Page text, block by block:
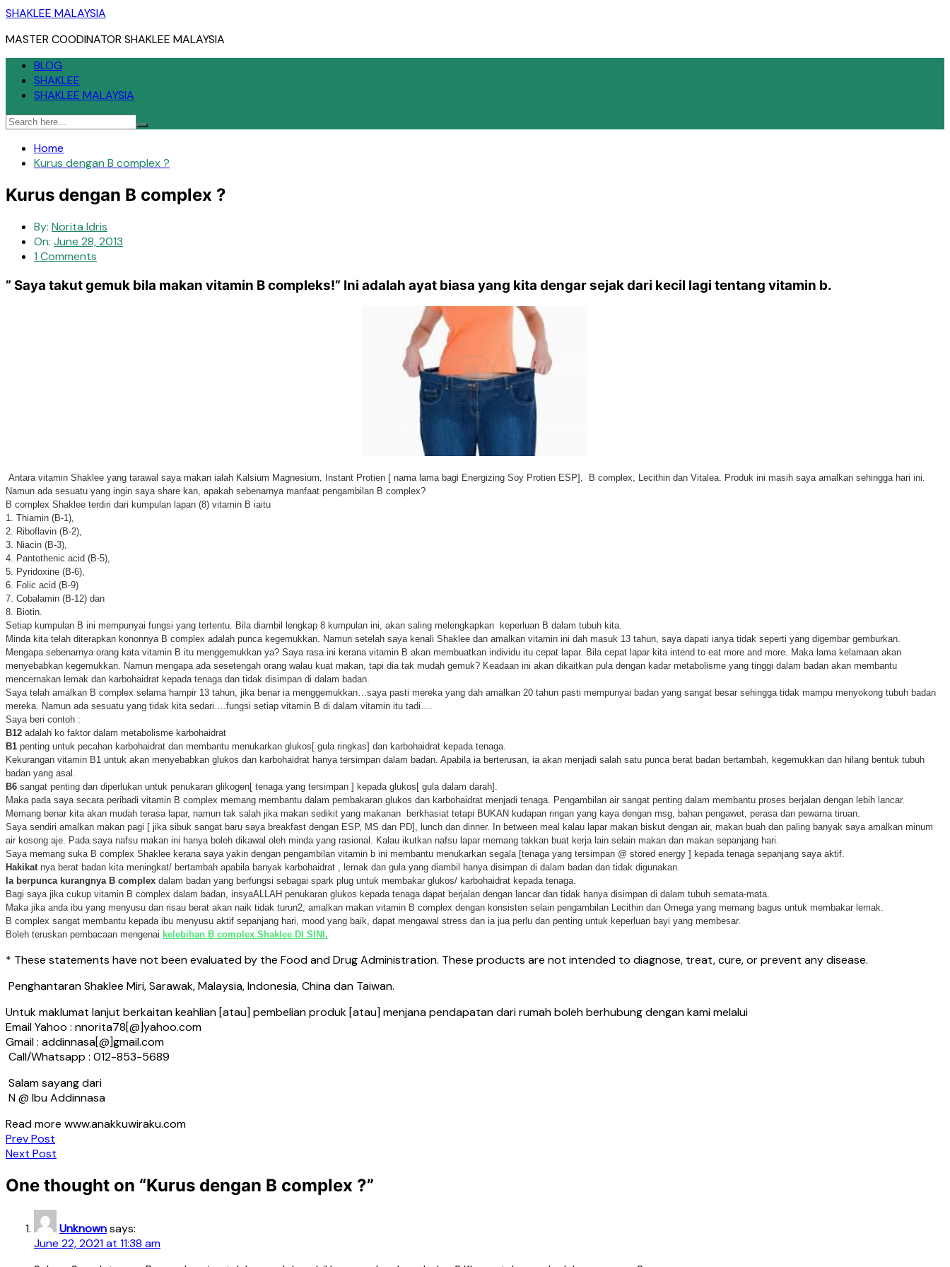
Skip
content
SHAKLEE MALAYSIA
MASTER COODINATOR SHAKLEE MALAYSIA
BLOG
SHAKLEE
SHAKLEE MALAYSIA
Home
Kurus dengan B complex ?
Kurus dengan B complex ?
By: Norita Idris
On: June 28, 2013
1 Comments
” Saya takut gemuk bila makan vitamin B compleks!” Ini adalah ayat biasa yang kita dengar sejak dari kecil lagi tentang vitamin b.
Antara vitamin Shaklee yang tarawal saya makan ialah Kalsium Magnesium, Instant Protien [ nama lama bagi Energizing Soy Protien ESP], B complex, Lecithin dan Vitalea. Produk ini masih saya amalkan sehingga hari ini.
Namun ada sesuatu yang ingin saya share kan, apakah sebenarnya manfaat pengambilan B complex?
B complex Shaklee terdiri dari kumpulan lapan (8) vitamin B iaitu
1. Thiamin (B-1),
2. Riboflavin (B-2),
3. Niacin (B-3),
4. Pantothenic acid (B-5),
5. Pyridoxine (B-6),
6. Folic acid (B-9)
7. Cobalamin (B-12) dan
8. Biotin.
Setiap kumpulan B ini mempunyai fungsi yang tertentu. Bila diambil lengkap 8 kumpulan ini, akan saling melengkapkan keperluan B dalam tubuh kita.
Minda kita telah diterapkan kononnya B complex adalah punca kegemukkan. Namun setelah saya kenali Shaklee dan amalkan vitamin ini dah masuk 13 tahun, saya dapati ianya tidak seperti yang digembar gemburkan.
Mengapa sebenarnya orang kata vitamin B itu menggemukkan ya? Saya rasa ini kerana vitamin B akan membuatkan individu itu cepat lapar. Bila cepat lapar kita intend to eat more and more. Maka lama kelamaan akan
menyebabkan kegemukkan. Namun mengapa ada sesetengah orang walau kuat makan, tapi dia tak mudah gemuk? Keadaan ini akan dikaitkan pula dengan kadar metabolisme yang tinggi dalam badan akan membantu
mencernakan lemak dan karbohaidrat kepada tenaga dan tidak disimpan di dalam badan.
Saya telah amalkan B complex selama hampir 13 tahun, jika benar ia menggemukkan…saya pasti mereka yang dah amalkan 20 tahun pasti mempunyai badan yang sangat besar sehingga tidak mampu menyokong tubuh badan
mereka. Namun ada sesuatu yang tidak kita sedari….fungsi setiap vitamin B di dalam vitamin itu tadi….
Saya beri contoh :
B12 adalah ko faktor dalam metabolisme karbohaidrat
B1 penting untuk pecahan karbohaidrat dan membantu menukarkan glukos[ gula ringkas] dan karbohaidrat kepada tenaga.
Kekurangan vitamin B1 untuk akan menyebabkan glukos dan karbohaidrat hanya tersimpan dalam badan. Apabila ia berterusan, ia akan menjadi salah satu punca berat badan bertambah, kegemukkan dan hilang bentuk tubuh
badan yang asal.
B6 sangat penting dan diperlukan untuk penukaran glikogen[ tenaga yang tersimpan ] kepada glukos[ gula dalam darah].
Maka pada saya secara peribadi vitamin B complex memang membantu dalam pembakaran glukos dan karbohaidrat menjadi tenaga. Pengambilan air sangat penting dalam membantu proses berjalan dengan lebih lancar.
Memang benar kita akan mudah terasa lapar, namun tak salah jika makan sedikit yang makanan berkhasiat tetapi BUKAN kudapan ringan yang kaya dengan msg, bahan pengawet, perasa dan pewarna tiruan.
Saya sendiri amalkan makan pagi [ jika sibuk sangat baru saya breakfast dengan ESP, MS dan PD], lunch dan dinner. In between meal kalau lapar makan biskut dengan air, makan buah dan paling banyak saya amalkan minum
air kosong aje. Pada saya nafsu makan ini hanya boleh dikawal oleh minda yang rasional. Kalau ikutkan nafsu lapar memang takkan buat kerja lain selain makan dan makan sepanjang hari.
Saya memang suka B complex Shaklee kerana saya yakin dengan pengambilan vitamin b ini membantu menukarkan segala [tenaga yang tersimpan @ stored energy ] kepada tenaga sepanjang saya aktif.
Hakikatnya berat badan kita meningkat/ bertambah apabila banyak karbohaidrat , lemak dan gula yang diambil hanya disimpan di dalam badan dan tidak digunakan.
Ia berpunca kurangnya B complex dalam badan yang berfungsi sebagai spark plug untuk membakar glukos/ karbohaidrat kepada tenaga.
Bagi saya jika cukup vitamin B complex dalam badan, insyaALLAH penukaran glukos kepada tenaga dapat berjalan dengan lancar dan tidak hanya disimpan di dalam tubuh semata-mata.
Maka jika anda ibu yang menyusu dan risau berat akan naik tidak turun2, amalkan makan vitamin B complex dengan konsisten selain pengambilan Lecithin dan Omega yang memang bagus untuk membakar lemak.
B complex sangat membantu kepada ibu menyusu aktif sepanjang hari, mood yang baik, dapat mengawal stress dan ia jua perlu dan penting untuk keperluan bayi yang membesar.
Boleh teruskan pembacaan mengenai kelebihan B complex Shaklee DI SINI.
* These statements have not been evaluated by the Food and Drug Administration. These products are not intended to diagnose, treat, cure, or prevent any disease.
Penghantaran Shaklee Miri, Sarawak, Malaysia, Indonesia, China dan Taiwan.
Untuk maklumat lanjut berkaitan keahlian [atau] pembelian produk [atau] menjana pendapatan dari rumah boleh berhubung dengan kami melalui
Email Yahoo : nnorita78[@]yahoo.com
Gmail : addinnasa[@]gmail.com
Call/Whatsapp : 012-853-5689
Salam sayang dari
N @ Ibu Addinnasa
Read more www.anakkuwiraku.com
Post
navigation
Prev Post
Next Post
One thought on “Kurus dengan B complex ?”
Unknownsays:
June 22, 2021 at 11:38 am